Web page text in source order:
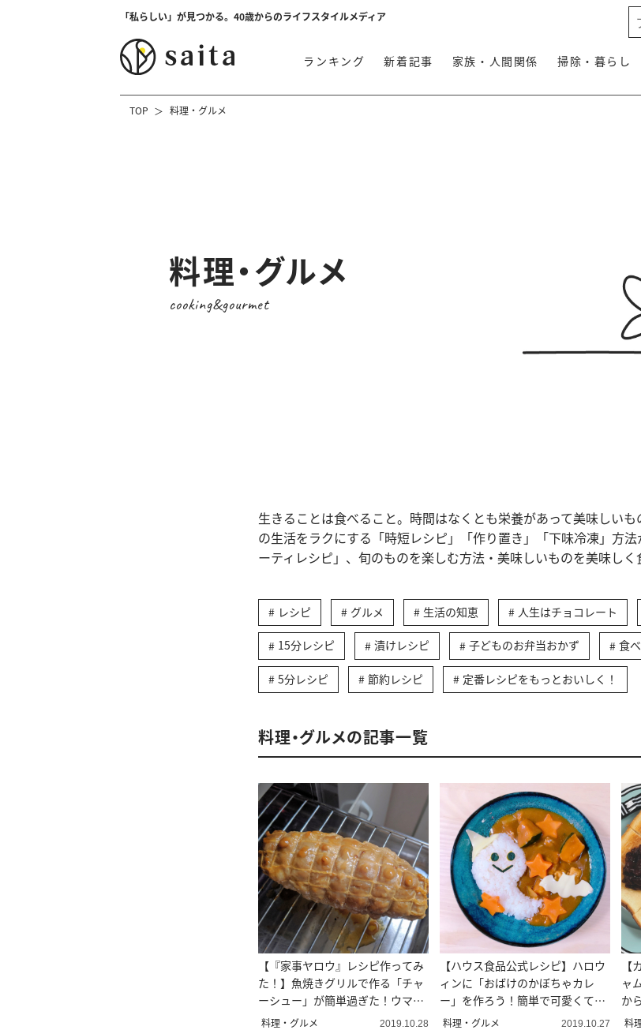
「私らしい」が見つかる。40歳からのライフスタイルメディア
ランキング 新着記事 家族・人間関係 掃除・暮らし
TOP 料理・グルメ
料理・グルメ
cooking&gourmet
生きることは食べること。時間はなくとも栄養があって美味しい
の生活をラクにする「時短レシピ」「作り置き」「下味冷凍」方
ーティレシピ」、旬のものを楽しむ方法・美味しいものを美味しく
レシピ グルメ 生活の知恵 人生はチョコレート
15分レシピ 漬けレシピ 子どものお弁当おかず 食
5分レシピ 節約レシピ 定番レシピをもっとおいしく！
料理・グルメの記事一覧
【『家事ヤロウ』レシピ作ってみ
た！】魚焼きグリルで作る「チャ
ーシュー」が簡単過ぎた！ウマ過
ぎた！
料理・グルメ 2019.10.28
【ハウス食品公式レシピ】ハロウ
ィンに「おばけのかぼちゃカレ
ー」を作ろう！簡単で可愛くて美
味しい！
料理・グルメ 2019.10.27
ャ
か
料